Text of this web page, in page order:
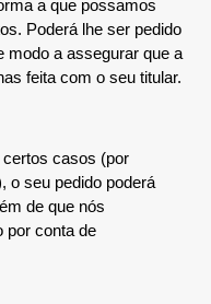
a que possamos
Poderá lhe ser pedido
modo a assegurar que a
feita com o seu titular.
casos (por
o seu pedido poderá
de que nós
por conta de